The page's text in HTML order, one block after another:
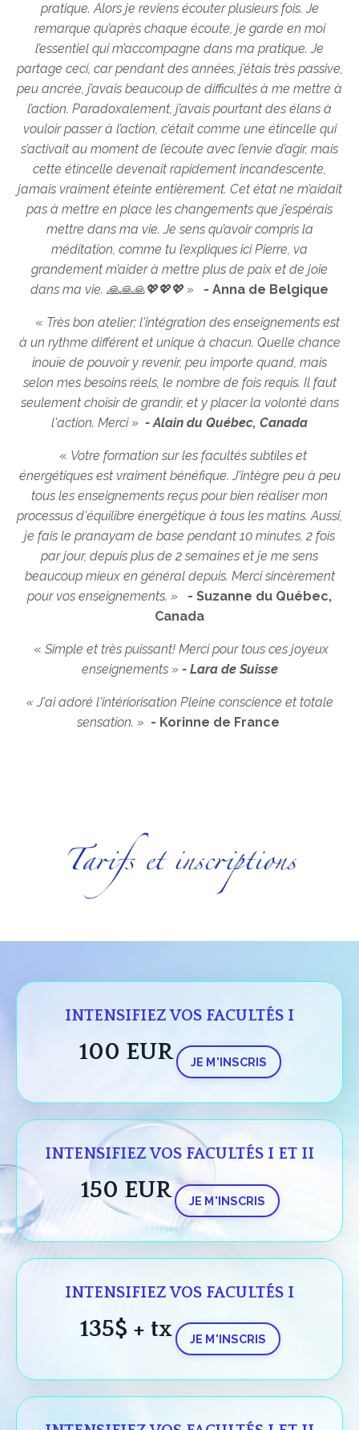
pratique. Alors je reviens écouter plusieurs fois. Je
remarque qu’après chaque écoute, je garde en moi
l’essentiel qui m’accompagne dans ma pratique. Je
partage ceci, car pendant des années, j’étais très passive,
peu ancrée, j’avais beaucoup de difficultés à me mettre à
l’action. Paradoxalement, j’avais pourtant des élans à
vouloir passer à l’action, c’était comme une étincelle qui
s’activait au moment de l’écoute avec l’envie d’agir, mais
cette étincelle devenait rapidement incandescente,
jamais vraiment éteinte entièrement. Cet état ne m’aidait
pas à mettre en place les changements que j’espérais
mettre dans ma vie. Je sens qu’avoir compris la
méditation, comme tu l’expliques ici Pierre, va
grandement m’aider à mettre plus de paix et de joie
dans ma vie. 🙏🙏🙏💖💖💖 » - Anna de Belgique
« Très bon atelier; l'intégration des enseignements est
à un rythme différent et unique à chacun. Quelle chance
inouïe de pouvoir y revenir, peu importe quand, mais
selon mes besoins réels, le nombre de fois requis. Il faut
seulement choisir de grandir, et y placer la volonté dans
l'action. Merci » - Alain du Québec, Canada
« Votre formation sur les facultés subtiles et
énergétiques est vraiment bénéfique. J'intègre peu à peu
tous les enseignements reçus pour bien réaliser mon
processus d'équilibre énergétique à tous les matins. Aussi,
je fais le pranayam de base pendant 10 minutes, 2 fois
par jour, depuis plus de 2 semaines et je me sens
beaucoup mieux en général depuis. Merci sincèrement
pour vos enseignements. » - Suzanne du Québec,
Canada
« Simple et très puissant! Merci pour tous ces joyeux
enseignements » - Lara de Suisse
« J'ai adoré l'intériorisation Pleine conscience et totale
sensation. » - Korinne de France
INTENSIFIEZ VOS FACULTÉS I
100 EUR JE M'INSCRIS
INTENSIFIEZ VOS FACULTÉS I ET II
150 EUR JE M'INSCRIS
INTENSIFIEZ VOS FACULTÉS I
135$ + tx JE M'INSCRIS